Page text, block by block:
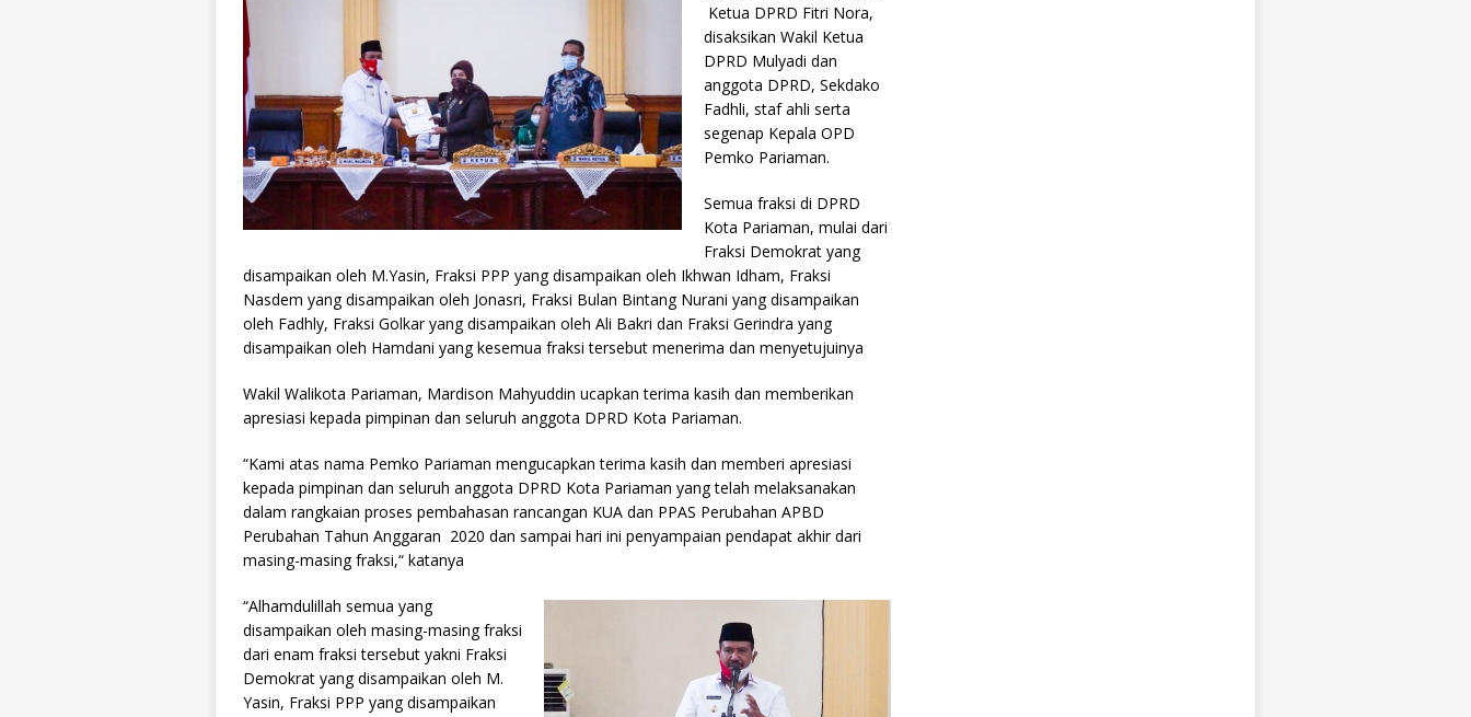
Ketua DPRD Fitri Nora,
disaksikan Wakil Ketua
DPRD Mulyadi dan
anggota DPRD, Sekdako
Fadhli, staf ahli serta
segenap Kepala OPD
Pemko Pariaman.
Semua fraksi di DPRD
Kota Pariaman, mulai dari
Fraksi Demokrat yang
disampaikan oleh M.Yasin, Fraksi PPP yang disampaikan oleh Ikhwan Idham, Fraksi
Nasdem yang disampaikan oleh Jonasri, Fraksi Bulan Bintang Nurani yang disampaikan
oleh Fadhly, Fraksi Golkar yang disampaikan oleh Ali Bakri dan Fraksi Gerindra yang
disampaikan oleh Hamdani yang kesemua fraksi tersebut menerima dan menyetujuinya
Wakil Walikota Pariaman, Mardison Mahyuddin ucapkan terima kasih dan memberikan
apresiasi kepada pimpinan dan seluruh anggota DPRD Kota Pariaman.
“Kami atas nama Pemko Pariaman mengucapkan terima kasih dan memberi apresiasi
kepada pimpinan dan seluruh anggota DPRD Kota Pariaman yang telah melaksanakan
dalam rangkaian proses pembahasan rancangan KUA dan PPAS Perubahan APBD
Perubahan Tahun Anggaran 2020 dan sampai hari ini penyampaian pendapat akhir dari
masing-masing fraksi,“ katanya
“Alhamdulillah semua yang
disampaikan oleh masing-masing fraksi
dari enam fraksi tersebut yakni Fraksi
Demokrat yang disampaikan oleh M.
Yasin, Fraksi PPP yang disampaikan